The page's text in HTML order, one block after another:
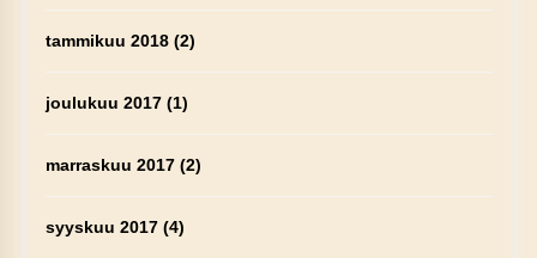
tammikuu 2018(2)
joulukuu 2017(1)
marraskuu 2017(2)
syyskuu 2017(4)